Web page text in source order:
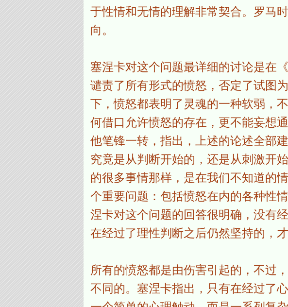
于性情和无情的理解非常契合。罗马
向。
塞涅卡对这个问题最详细的讨论是在
谴责了所有形式的愤怒，否定了试图
下，愤怒都表明了灵魂的一种软弱，
何借口允许愤怒的存在，更不能妄想
他笔锋一转，指出，上述的论述全部
究竟是从判断开始的，还是从刺激开
的很多事情那样，是在我们不知道的
个重要问题：包括愤怒在内的各种性
涅卡对这个问题的回答很明确，没有
在经过了理性判断之后仍然坚持的，才
所有的愤怒都是由伤害引起的，不过
不同的。塞涅卡指出，只有在经过了